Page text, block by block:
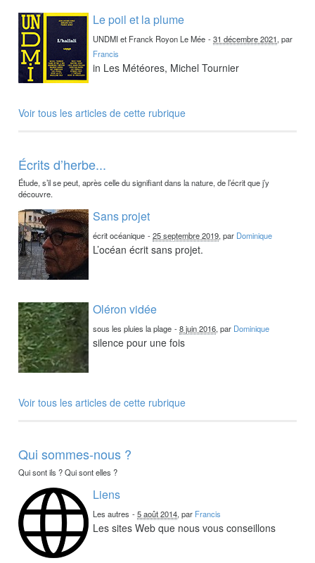
Le poil et la plume
UNDMI et Franck Royon Le Mée -31 décembre 2021, par
Francis
in Les Météores, Michel Tournier
Voir tous les articles de cette rubrique
Écrits d’herbe...
Étude, s’il se peut, après celle du signifiant dans la nature, de l’écrit que j’y
découvre.
Sans projet
écrit océanique -25 septembre 2019, par Dominique
L’océan écrit sans projet.
Oléron vidée
sous les pluies la plage -8 juin 2016, par Dominique
silence pour une fois
Voir tous les articles de cette rubrique
Qui sommes-nous ?
Qui sont ils ? Qui sont elles ?
Liens
Les autres -5 août 2014, par Francis
Les sites Web que nous vous conseillons